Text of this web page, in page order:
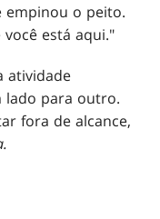
empinou o peito.
está aqui."
atividade
lado para outro.
fora de alcance,